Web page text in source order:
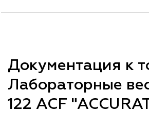
Документация к
Лабораторные
122 ACF